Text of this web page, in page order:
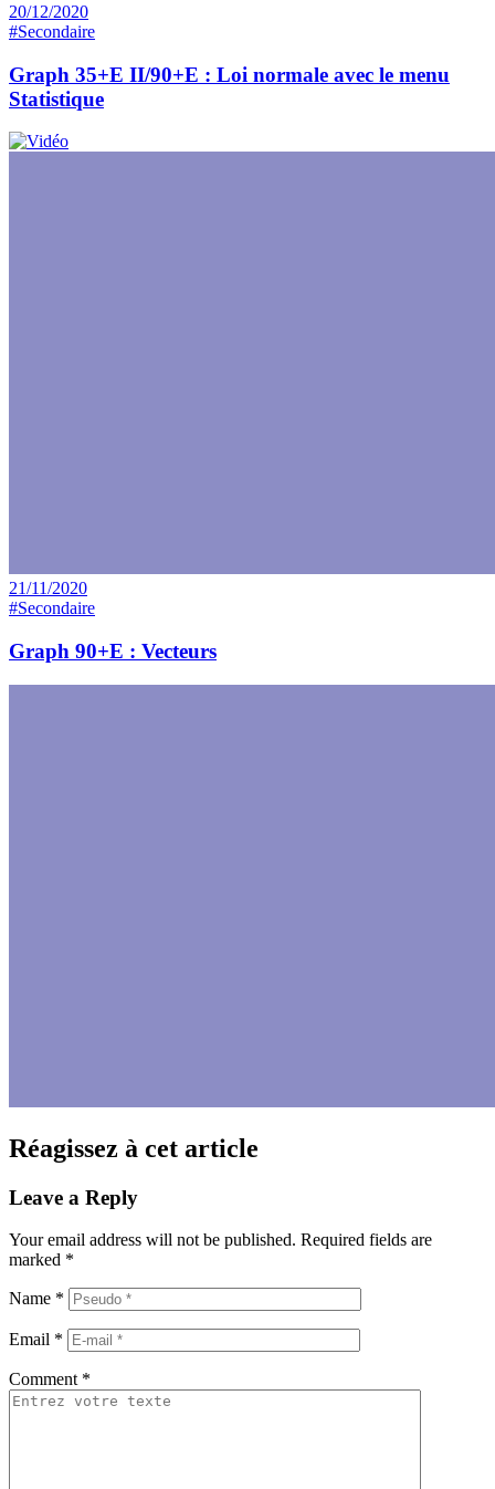
20/12/2020
#Secondaire
Graph 35+E II/90+E : Loi normale avec le menu
Statistique
21/11/2020
#Secondaire
Graph 90+E : Vecteurs
Réagissez à cet article
Leave a Reply
Your email address will not be published. Required fields are
marked *
Name *
Email *
Comment *